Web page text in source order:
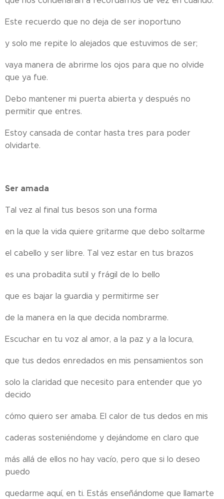
Este recuerdo que no deja de ser inoportuno
y solo me repite lo alejados que estuvimos de ser;
vaya manera de abrirme los ojos para que no olvide
que ya fue.
Debo mantener mi puerta abierta y después no
permitir que entres.
Estoy cansada de contar hasta tres para poder
olvidarte.
Ser amada
Tal vez al final tus besos son una forma
en la que la vida quiere gritarme que debo soltarme
el cabello y ser libre. Tal vez estar en tus brazos
es una probadita sutil y frágil de lo bello
que es bajar la guardia y permitirme ser
de la manera en la que decida nombrarme.
Escuchar en tu voz al amor, a la paz y a la locura,
que tus dedos enredados en mis pensamientos son
solo la claridad que necesito para entender que yo
decido
cómo quiero ser amaba. El calor de tus dedos en mis
caderas sosteniéndome y dejándome en claro que
más allá de ellos no hay vacío, pero que si lo deseo
puedo
quedarme aquí, en ti. Estás enseñándome que llamarte